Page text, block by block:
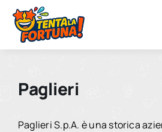
Salta
contenuto
Paglieri
Paglieri S.p.A. è una storica